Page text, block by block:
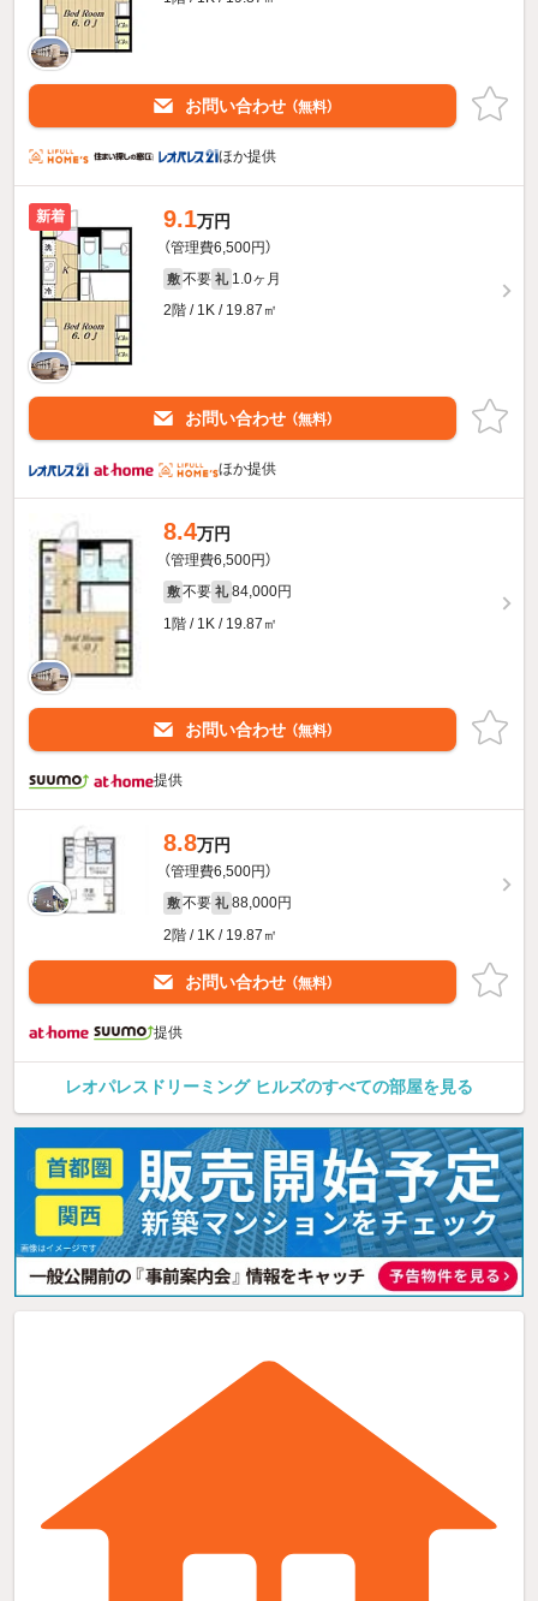
お問い合わせ （無料）
ほか提供
新着 9.1万円
（管理費6,500円）
敷 不要 礼 1.0ヶ月
2階 / 1K / 19.87㎡
お問い合わせ （無料）
ほか提供
8.4万円
（管理費6,500円）
敷 不要 礼 84,000円
1階 / 1K / 19.87㎡
お問い合わせ （無料）
提供
8.8万円
（管理費6,500円）
敷 不要 礼 88,000円
2階 / 1K / 19.87㎡
お問い合わせ （無料）
提供
レオパレスドリーミング ヒルズのすべての部屋を見る